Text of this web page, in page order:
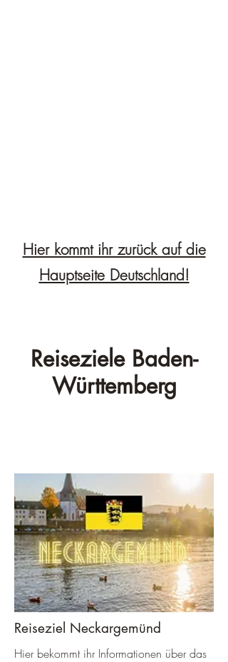
Hier kommt ihr zurück auf die
Hauptseite Deutschland!
Reiseziele Baden-
Württemberg
Reiseziel Neckargemünd
Hier bekommt ihr Informationen über das